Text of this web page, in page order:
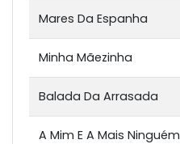
Mares Da Espanha
Minha Mãezinha
Balada Da Arrasada
A Mim E A Mais Ninguém